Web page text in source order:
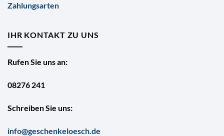
Zahlungsarten
IHR KONTAKT ZU UNS
Rufen Sie uns an:
08276 241
Schreiben Sie uns:
info@geschenkeloesch.de